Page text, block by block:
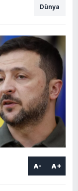
Dünya
A- A+